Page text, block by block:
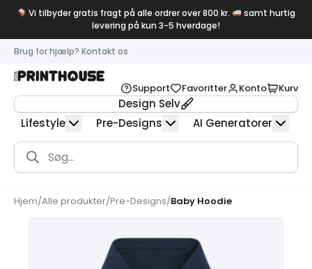
Vi tilbyder gratis fragt på alle ordrer over 800 kr.
samt hurtig
levering på kun 3-5 hverdage!
Brug for hjælp? Kontakt os
Support Favoritter Konto Kurv
Design Selv
Lifestyle
Pre-Designs AI Generatorer
Products
search
Hjem/Alle produkter/Pre-Designs/Baby Hoodie